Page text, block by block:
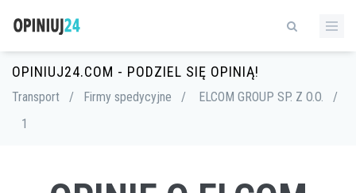
OPINIUJ24.COM - PODZIEL SIĘ OPINIĄ!
Transport / Firmy spedycyjne / ELCOM GROUP SP. Z O.O.
/
1